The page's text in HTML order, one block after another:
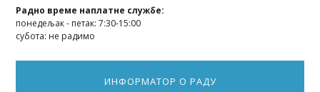
Радно време наплатне службе:
понедељак - петак: 7:30-15:00
субота: не радимо
ИНФОРМАТОР О РАДУ